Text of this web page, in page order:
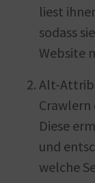
liest
sodass
Website
Alt-
Crawlern
Diese
und
welche